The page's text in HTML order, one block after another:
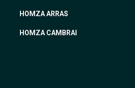
HOMZA ARRAS
HOMZA CAMBRAI